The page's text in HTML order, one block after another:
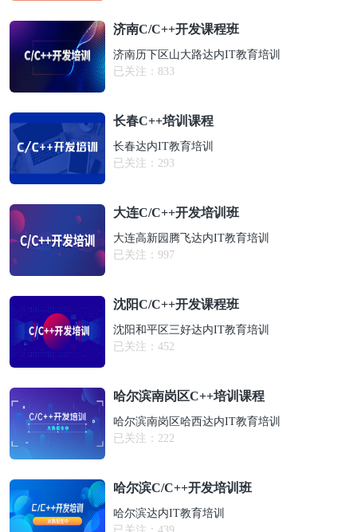
济南C/C++开发课程班
济南历下区山大路达内IT教育培训
已关注： 833
长春C++培训课程
长春达内IT教育培训
已关注： 293
大连C/C++开发培训班
大连高新园腾飞达内IT教育培训
已关注： 997
沈阳C/C++开发课程班
沈阳和平区三好达内IT教育培训
已关注： 452
哈尔滨南岗区C++培训课程
哈尔滨南岗区哈西达内IT教育培训
已关注： 222
哈尔滨C/C++开发培训班
哈尔滨达内IT教育培训